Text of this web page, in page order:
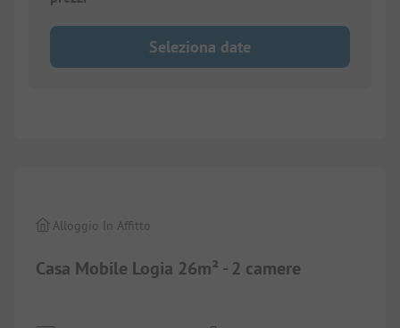
Seleziona date
Casa Mobile Logia 26m² - 2 camere
Alloggio In Affitto